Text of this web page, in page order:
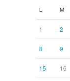
L M
1 2
8 9
15 16